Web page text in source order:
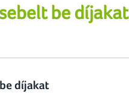
be díjakat
díjakat